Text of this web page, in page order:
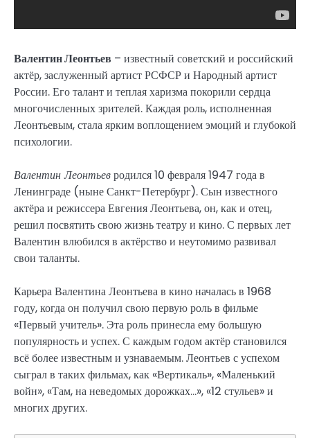
Валентин Леонтьев – известный советский и российский
актёр, заслуженный артист РСФСР и Народный артист
России. Его талант и теплая харизма покорили сердца
многочисленных зрителей. Каждая роль, исполненная
Леонтьевым, стала ярким воплощением эмоций и глубокой
психологии.
Валентин Леонтьевродился 10 февраля 1947 года в
Ленинграде (ныне Санкт-Петербург). Сын известного
актёра и режиссера Евгения Леонтьева, он, как и отец,
решил посвятить свою жизнь театру и кино. С первых лет
Валентин влюбился в актёрство и неутомимо развивал
свои таланты.
Карьера Валентина Леонтьева в кино началась в 1968
году, когда он получил свою первую роль в фильме
«Первый учитель». Эта роль принесла ему большую
популярность и успех. С каждым годом актёр становился
всё более известным и узнаваемым. Леонтьев с успехом
сыграл в таких фильмах, как «Вертикаль», «Маленький
войн», «Там, на неведомых дорожках…», «12 стульев» и
многих других.